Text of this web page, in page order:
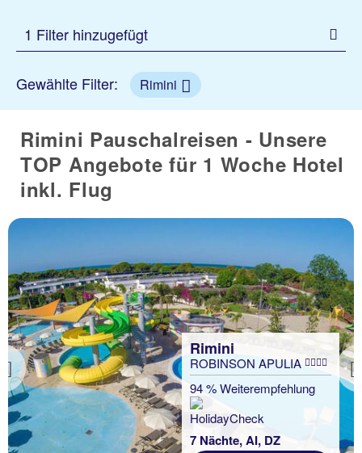
1 Filter hinzugefügt
Gewählte Filter: Rimini
Rimini Pauschalreisen - Unsere
TOP Angebote für 1 Woche Hotel
inkl. Flug
Previous
Rimini
ROBINSON APULIA
94 % Weiterempfehlung
7 Nächte, AI, DZ